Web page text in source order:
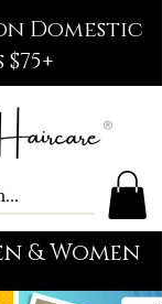
Domestic
& Women